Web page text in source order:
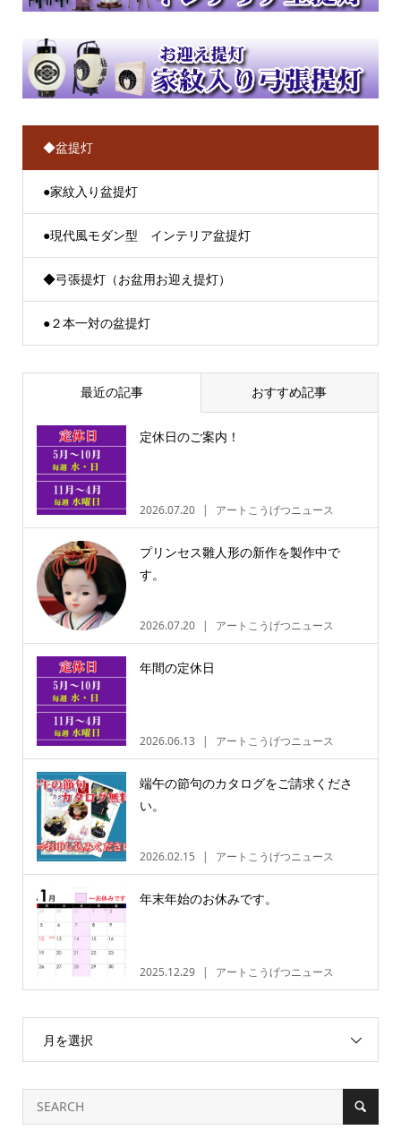
◆盆提灯
●家紋入り盆提灯
●現代風モダン型 インテリア盆提灯
◆弓張提灯（お盆用お迎え提灯）
●２本一対の盆提灯
最近の記事 おすすめ記事
定休日のご案内！
2026.07.20 アートこうげつニュース
プリンセス雛人形の新作を製作中で
す。
2026.07.20 アートこうげつニュース
年間の定休日
2026.06.13 アートこうげつニュース
端午の節句のカタログをご請求くださ
い。
2026.02.15 アートこうげつニュース
年末年始のお休みです。
2025.12.29 アートこうげつニュース
月を選択